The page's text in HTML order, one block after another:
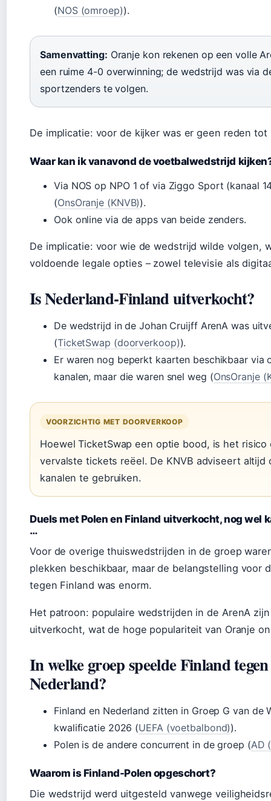
(NOS (omroep)).
Samenvatting: Oranje kon rekenen op een volle
een ruime 4-0 overwinning; de wedstrijd was via
sportzenders te volgen.
De implicatie: voor de kijker was er geen reden tot
Waar kan ik vanavond de voetbalwedstrijd
Via NOS op NPO 1 of via Ziggo Sport (kanaal
(OnsOranje (KNVB)).
Ook online via de apps van beide zenders.
De implicatie: voor wie de wedstrijd wilde volgen,
voldoende legale opties – zowel televisie als
Is Nederland-Finland uitverkocht?
De wedstrijd in de Johan Cruijff ArenA was
(TicketSwap (doorverkoop)).
Er waren nog beperkt kaarten beschikbaar via
kanalen, maar die waren snel weg (OnsOranje
VOORZICHTIG MET DOORVERKOOP
Hoewel TicketSwap een optie bood, is het risico
vervalste tickets reëel. De KNVB adviseert altijd
kanalen te gebruiken.
Duels met Polen en Finland uitverkocht, nog wel
…
Voor de overige thuiswedstrijden in de groep
plekken beschikbaar, maar de belangstelling voor
tegen Finland was enorm.
Het patroon: populaire wedstrijden in de ArenA
uitverkocht, wat de hoge populariteit van Oranje
In welke groep speelde Finland tegen
Nederland?
Finland en Nederland zitten in Groep G van de
kwalificatie 2026 (UEFA (voetbalbond)).
Polen is de andere concurrent in de groep (AD
Waarom is Finland-Polen opgeschort?
Die wedstrijd werd uitgesteld vanwege